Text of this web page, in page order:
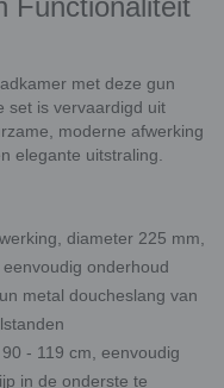
Functionaliteit
met deze gun
set is vervaardigd uit
moderne afwerking
elegante uitstraling.
diameter 225 mm,
onderhoud
metal doucheslang van
- 119 cm, eenvoudig
in de onderste te